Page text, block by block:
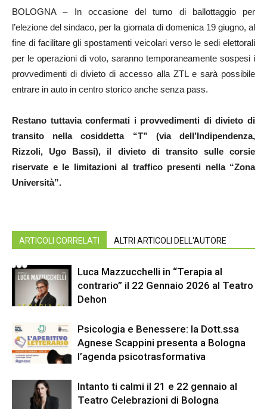
BOLOGNA – In occasione del turno di ballottaggio per
l’elezione del sindaco, per la giornata di domenica 19 giugno, al
fine di facilitare gli spostamenti veicolari verso le sedi elettorali
per le operazioni di voto, saranno temporaneamente sospesi i
provvedimenti di divieto di accesso alla ZTL e sarà possibile
entrare in auto in centro storico anche senza pass.
Restano tuttavia confermati i provvedimenti di divieto di
transito nella cosiddetta “T” (via dell’Indipendenza,
Rizzoli, Ugo Bassi), il divieto di transito sulle corsie
riservate e le limitazioni al traffico presenti nella “Zona
Università”.
ARTICOLI CORRELATI ALTRI ARTICOLI DELL'AUTORE
Luca Mazzucchelli in “Terapia al
contrario” il 22 Gennaio 2026 al Teatro
Dehon
Psicologia e Benessere: la Dott.ssa
Agnese Scappini presenta a Bologna
l’agenda psicotrasformativa
Intanto ti calmi il 21 e 22 gennaio al
Teatro Celebrazioni di Bologna